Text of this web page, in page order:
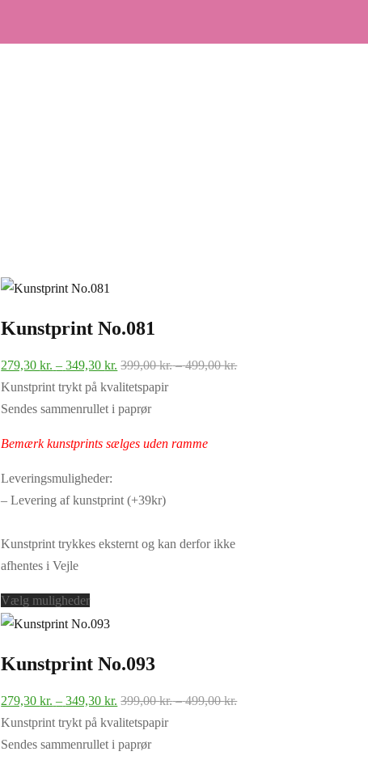
Kunstprint No.081
279,30kr. – 349,30kr. Prisinterval:
279,30 kr.
til
399,00kr. – 499,00kr.Prisinterval:
Kunstprint trykt på kvalitetspapir
Sendes sammenrullet i paprør
Bemærk kunstprints sælges uden ramme
Leveringsmuligheder:
– Levering af kunstprint (+39kr)
Kunstprint trykkes eksternt og kan derfor ikke
afhentes i Vejle
Vælg mulighederDette
vare
flere
Mulighederne
kan
vælges
Kunstprint No.093
279,30kr. – 349,30kr. Prisinterval:
279,30 kr.
til
399,00kr. – 499,00kr.Prisinterval:
Kunstprint trykt på kvalitetspapir
Sendes sammenrullet i paprør